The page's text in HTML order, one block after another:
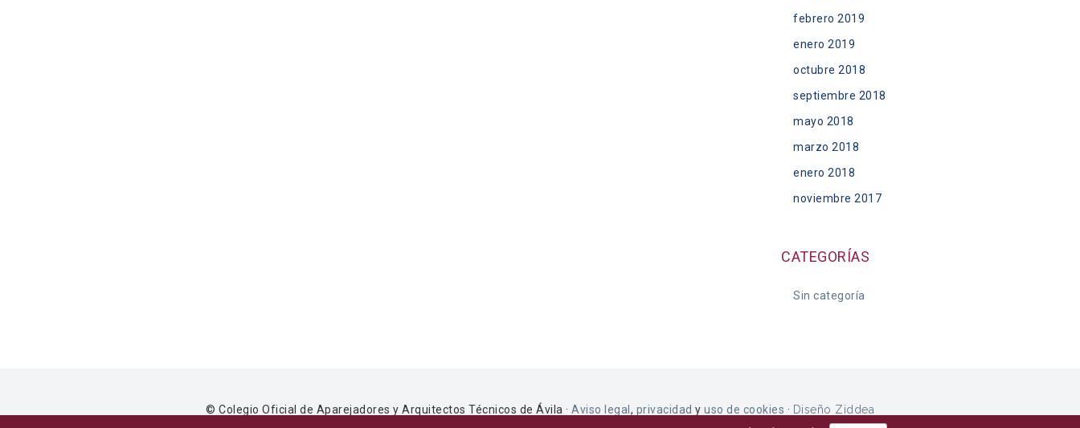
febrero 2019
enero 2019
octubre 2018
septiembre 2018
mayo 2018
marzo 2018
enero 2018
noviembre 2017
CATEGORÍAS
Sin categoría
© Colegio Oficial de Aparejadores y Arquitectos Técnicos de Ávila · Aviso legal , privacidad y uso de cookies · Diseño Ziddea